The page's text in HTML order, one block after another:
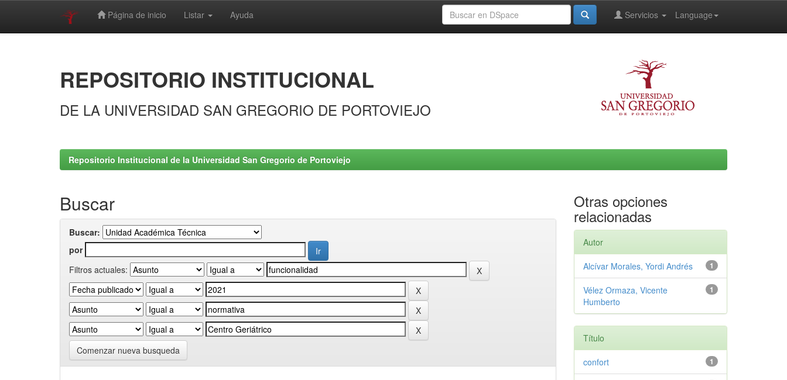
Página de inicio Listar Ayuda Language
Servicios
REPOSITORIO INSTITUCIONAL
DE LA UNIVERSIDAD SAN GREGORIO DE PORTOVIEJO
Repositorio Institucional de la Universidad San Gregorio de Portoviejo
Buscar
Buscar:
por
Filtros actuales:
Comenzar nueva busqueda
Otras opciones
relacionadas
Autor
1
Alcívar Morales, Yordi Andrés
1
Vélez Ormaza, Vicente
Humberto
Título
1
confort